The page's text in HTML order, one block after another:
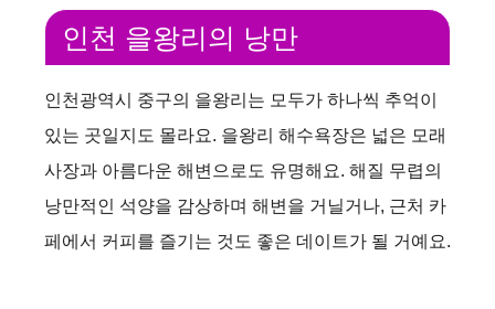
인천 을왕리의 낭만
인천광역시 중구의 을왕리는 모두가 하나씩 추억이
있는 곳일지도 몰라요. 을왕리 해수욕장은 넓은 모래
사장과 아름다운 해변으로도 유명해요. 해질 무렵의
낭만적인 석양을 감상하며 해변을 거닐거나, 근처 카
페에서 커피를 즐기는 것도 좋은 데이트가 될 거예요.